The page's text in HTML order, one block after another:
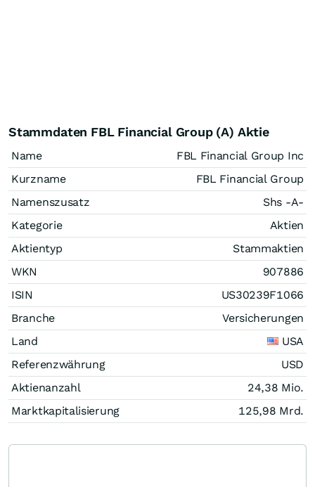
Stammdaten FBL Financial Group (A) Aktie
Name
FBL Financial Group Inc
Kurzname
FBL Financial Group
Namenszusatz
Shs -A-
Kategorie
Aktien
Aktientyp
Stammaktien
WKN
907886
ISIN
US30239F1066
Branche
Versicherungen
Land
USA
Referenzwährung
USD
Aktienanzahl
24,38 Mio.
Marktkapitalisierung
125,98 Mrd.